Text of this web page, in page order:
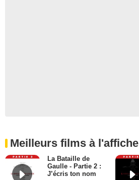
Meilleurs films à l'affiche
La Bataille de
Gaulle - Partie 2 :
J’écris ton nom